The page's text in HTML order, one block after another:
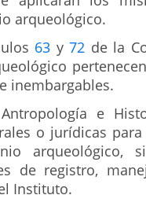
arqueológico.
63 y72 de la
inembargables.
e
o jurídicas
arqueológico,
de registro,
Instituto.